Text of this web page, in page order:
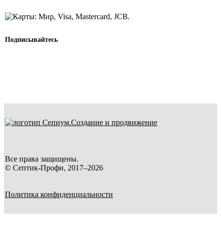
Подписывайтесь
Все права защищены.
© Септик-Профи, 2017–2026
Политика конфиденциальности
Создание и продвижение